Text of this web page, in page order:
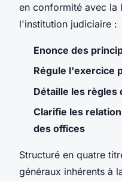
en conformité avec la
l'institution judiciaire :
Enonce des
Régule l'exercice
Détaille les règles
Clarifie les
des offices
Structuré en quatre
généraux inhérents à